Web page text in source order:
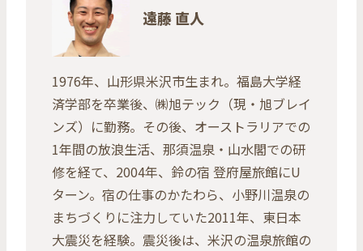
遠藤 直人
1976年、山形県米沢市生まれ。福島大学経
済学部を卒業後、㈱旭テック（現・旭ブレイ
ンズ）に勤務。その後、オーストラリアでの
1年間の放浪生活、那須温泉・山水閣での研
修を経て、2004年、鈴の宿 登府屋旅館にU
ターン。宿の仕事のかたわら、小野川温泉の
まちづくりに注力していた2011年、東日本
大震災を経験。震災後は、米沢の温泉旅館の